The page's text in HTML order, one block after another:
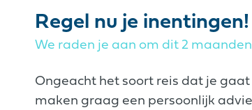
Regel nu je inentingen!
We raden je aan om dit 2
Ongeacht het soort reis dat je
maken graag een persoonlijk